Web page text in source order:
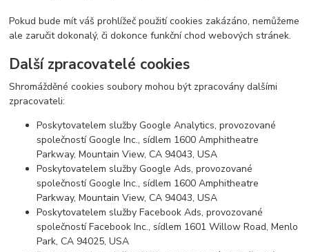
Pokud bude mít váš prohlížeč použití cookies zakázáno, nemůžeme
ale zaručit dokonalý, či dokonce funkční chod webových stránek.
Další zpracovatelé cookies
Shromážděné cookies soubory mohou být zpracovány dalšími
zpracovateli:
Poskytovatelem služby Google Analytics, provozované
společností Google Inc., sídlem 1600 Amphitheatre
Parkway, Mountain View, CA 94043, USA
Poskytovatelem služby Google Ads, provozované
společností Google Inc., sídlem 1600 Amphitheatre
Parkway, Mountain View, CA 94043, USA
Poskytovatelem služby Facebook Ads, provozované
společností Facebook Inc., sídlem 1601 Willow Road, Menlo
Park, CA 94025, USA